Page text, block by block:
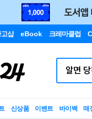
고샵 eBook 크레마클럽
신상품 이벤트 바이백 매